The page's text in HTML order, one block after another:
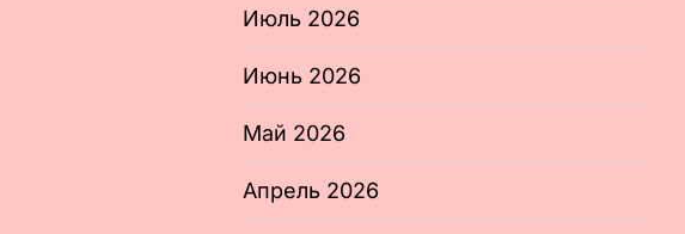
Июль 2026
Июнь 2026
Май 2026
Апрель 2026